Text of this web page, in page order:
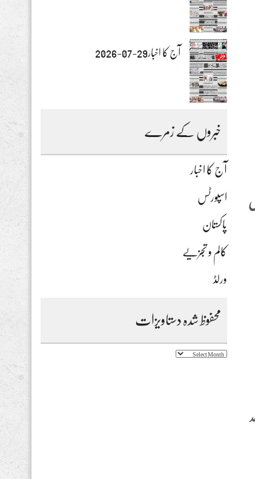
آج کا اخبار29-07-2026
خبروں کے زمرے
آج کا اخبار
اسپورٹس
پاکستان
کالم و تجزیے
ورلڈ
محفوظ شدہ دستاویزات
محفوظ